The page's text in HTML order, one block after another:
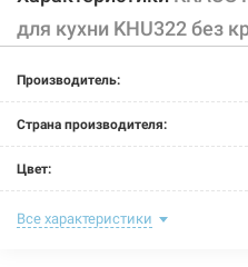
для кухни KHU322 без
Производитель:
Страна производителя:
Цвет:
Тип монтажа:
Все характеристики